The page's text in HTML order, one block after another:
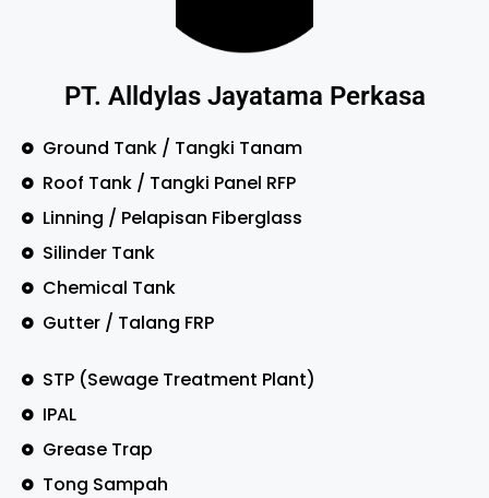
PT. Alldylas Jayatama Perkasa
Ground Tank / Tangki Tanam
Roof Tank / Tangki Panel RFP
Linning / Pelapisan Fiberglass
Silinder Tank
Chemical Tank
Gutter / Talang FRP
STP (Sewage Treatment Plant)
IPAL
Grease Trap
Tong Sampah